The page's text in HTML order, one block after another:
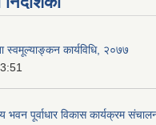
स्वमूल्याङ्कन कार्यविधि, २०७७
पूर्वाधार विकास कार्यक्रम संचालन